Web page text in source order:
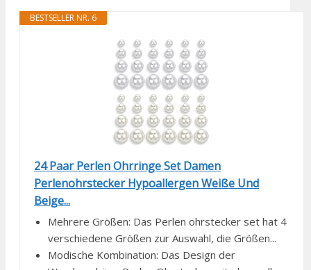
BESTSELLER NR. 6
24 Paar Perlen Ohrringe Set Damen
Perlenohrstecker Hypoallergen Weiße Und
Beige...
Mehrere Größen: Das Perlen ohrstecker set hat 4
verschiedene Größen zur Auswahl, die Größen...
Modische Kombination: Das Design der